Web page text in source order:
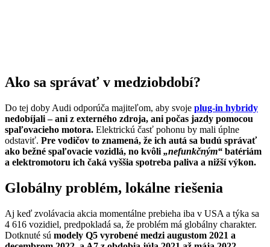
Ako sa správať v medziobdobí?
Do tej doby Audi odporúča majiteľom, aby svoje plug-in hybridy
nedobíjali – ani z externého zdroja, ani počas jazdy pomocou
spaľovacieho motora. Elektrickú časť pohonu by mali úplne
odstaviť. Pre vodičov to znamená, že ich autá sa budú správať
ako bežné spaľovacie vozidlá, no kvôli „nefunkčným“ batériám
a elektromotoru ich čaká vyššia spotreba paliva a nižší výkon.
Globálny problém, lokálne riešenia
Aj keď zvolávacia akcia momentálne prebieha iba v USA a týka sa
4 616 vozidiel, predpokladá sa, že problém má globálny charakter.
Dotknuté sú modely Q5 vyrobené medzi augustom 2021 a